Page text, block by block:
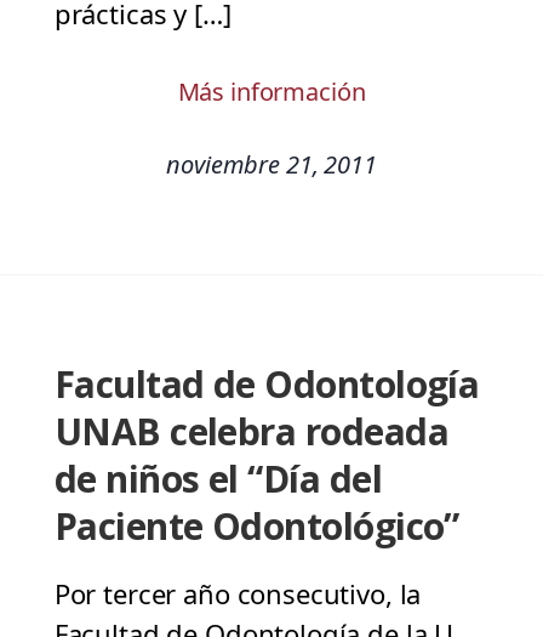
prácticas y […]
Más información
noviembre 21, 2011
Facultad de Odontología
UNAB celebra rodeada
de niños el “Día del
Paciente Odontológico”
Por tercer año consecutivo, la